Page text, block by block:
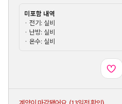
미포함 내역
· 전기: 실비
· 난방: 실비
· 온수: 실비